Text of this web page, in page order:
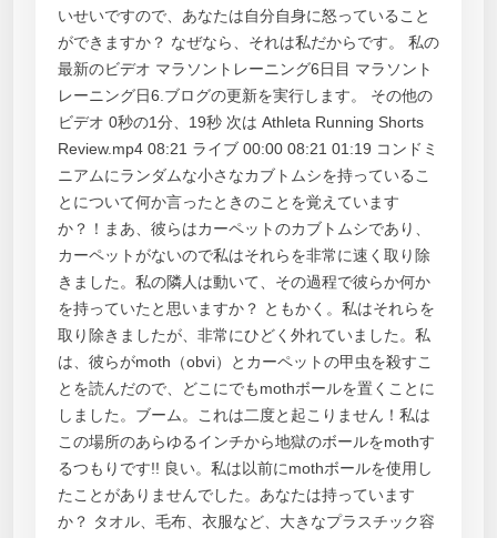
いせいですので、あなたは自分自身に怒っていること
ができますか？ なぜなら、それは私だからです。 私の
最新のビデオ マラソントレーニング6日目 マラソント
レーニング日6.ブログの更新を実行します。 その他の
ビデオ 0秒の1分、19秒 次は Athleta Running Shorts
Review.mp4 08:21 ライブ 00:00 08:21 01:19 コンドミ
ニアムにランダムな小さなカブトムシを持っているこ
とについて何か言ったときのことを覚えています
か？！まあ、彼らはカーペットのカブトムシであり、
カーペットがないので私はそれらを非常に速く取り除
きました。私の隣人は動いて、その過程で彼らか何か
を持っていたと思いますか？ ともかく。私はそれらを
取り除きましたが、非常にひどく外れていました。私
は、彼らがmoth（obvi）とカーペットの甲虫を殺すこ
とを読んだので、どこにでもmothボールを置くことに
しました。ブーム。これは二度と起こりません！私は
この場所のあらゆるインチから地獄のボールをmothす
るつもりです!! 良い。私は以前にmothボールを使用し
たことがありませんでした。あなたは持っています
か？ タオル、毛布、衣服など、大きなプラスチック容